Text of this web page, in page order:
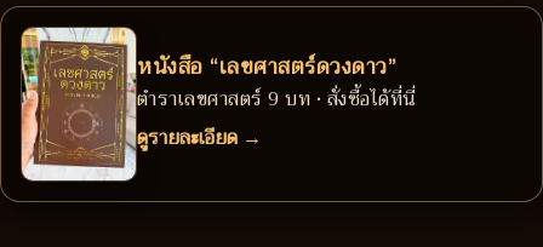
หนังสือ “เลขศาสตร์ดวงดาว”
ตำราเลขศาสตร์ 9 บท • สั่งซื้อได้ที่นี่
ดูรายละเอียด →